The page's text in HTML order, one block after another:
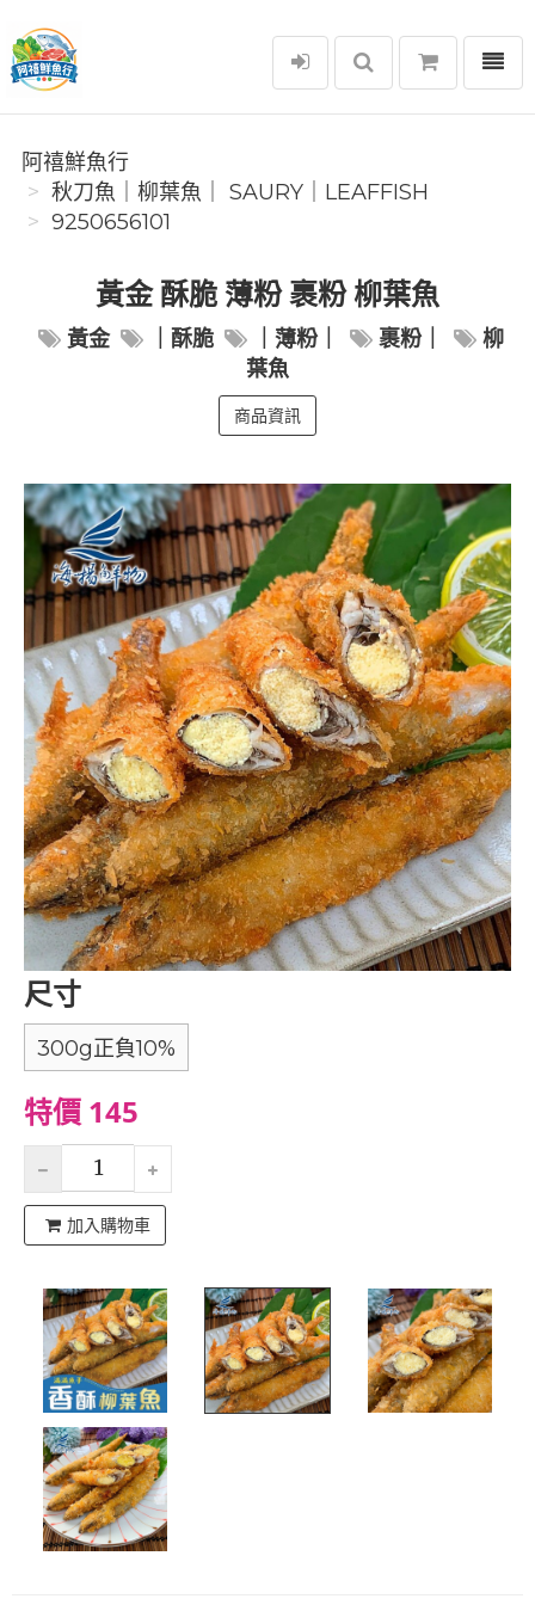
阿禧鮮魚行
選單
阿禧鮮魚行
️秋刀魚｜柳葉魚｜ SAURY｜LEAFFISH
9250656101
黃金 酥脆 薄粉 裹粉 柳葉魚
黃金 ｜酥脆 ｜薄粉｜ 裹粉｜
柳
葉魚
商品資訊
尺寸
300g正負10%
特價 145
加入購物車